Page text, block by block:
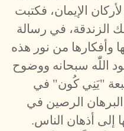
الإيمان، فكتبت
الزندقة، في رسالة
وأفكارها من نور هذه
اللّٰه سبحانه ووضوح
"يَنِي كُون" في
البرهان الرصين في
إلى أذهان الناس.